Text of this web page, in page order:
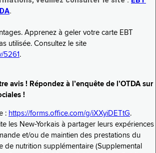
.
Apprenez à geler votre carte EBT
utilisée. Consultez le site
5261 .
avis ! Répondez à l’enquête de l’OTDA sur
!
: https://forms.office.com/g/iXXyiDETtG.
les New-Yorkais à partager leurs expériences
et/ou de maintien des prestations du
de nutrition supplémentaire (Supplemental